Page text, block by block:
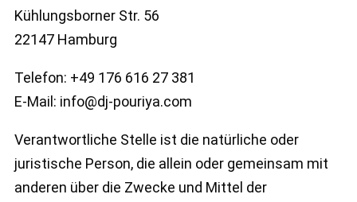
Kühlungsborner Str. 56
22147 Hamburg
Telefon: +49 176 616 27 381
E-Mail: info@dj-pouriya.com
Verantwortliche Stelle ist die natürliche oder
juristische Person, die allein oder gemeinsam mit
anderen über die Zwecke und Mittel der